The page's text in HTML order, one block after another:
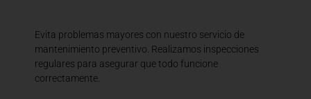
Evita problemas mayores con nuestro servicio de
mantenimiento preventivo. Realizamos inspecciones
regulares para asegurar que todo funcione
correctamente.